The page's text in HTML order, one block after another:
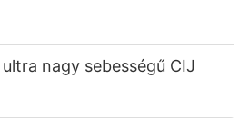
ultra nagy sebességű CIJ